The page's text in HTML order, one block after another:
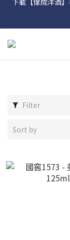
Filter
Sort by